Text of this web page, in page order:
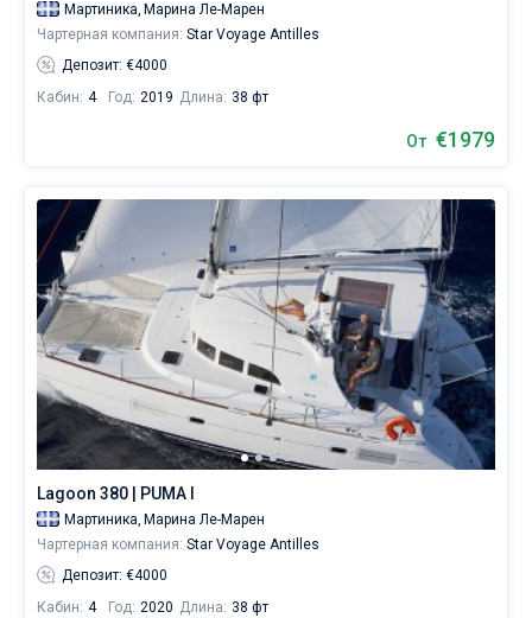
Мартиника, Марина Ле-Марен
Чартерная компания: Star Voyage Antilles
Депозит: €4000
Кабин: 4 Год: 2019 Длина: 38 фт
От €1979
Lagoon 380 | PUMA I
Мартиника, Марина Ле-Марен
Чартерная компания: Star Voyage Antilles
Депозит: €4000
Кабин: 4 Год: 2020 Длина: 38 фт